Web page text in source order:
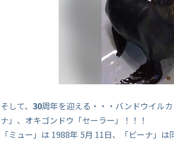
そして、 30周年を迎える・・・バンドウイル
ナ」、オキゴンドウ「セーラー」！！！
「ミュー」は 1988年 5月 11日、「ビーナ」